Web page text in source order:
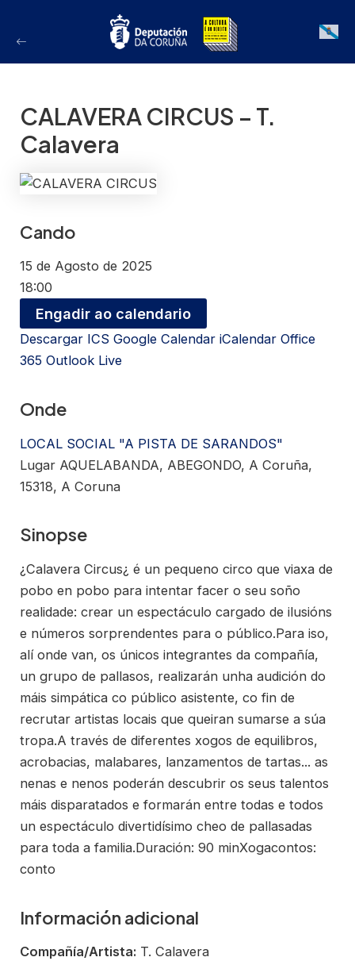
Galician
CALAVERA CIRCUS – T.
Calavera
Cando
15 de Agosto de 2025
18:00
Engadir ao calendario
Descargar ICS Google Calendar iCalendar Office
365 Outlook Live
Onde
LOCAL SOCIAL "A PISTA DE SARANDOS"
Lugar AQUELABANDA, ABEGONDO, A Coruña,
15318, A Coruna
Sinopse
¿Calavera Circus¿ é un pequeno circo que viaxa de
pobo en pobo para intentar facer o seu soño
realidade: crear un espectáculo cargado de ilusións
e números sorprendentes para o público.Para iso,
alí onde van, os únicos integrantes da compañía,
un grupo de pallasos, realizarán unha audición do
máis simpática co público asistente, co fin de
recrutar artistas locais que queiran sumarse a súa
tropa.A través de diferentes xogos de equilibros,
acrobacias, malabares, lanzamentos de tartas... as
nenas e nenos poderán descubrir os seus talentos
máis disparatados e formarán entre todas e todos
un espectáculo divertidísimo cheo de pallasadas
para toda a familia.Duración: 90 minXogacontos:
conto
Información adicional
Compañía/Artista: T. Calavera